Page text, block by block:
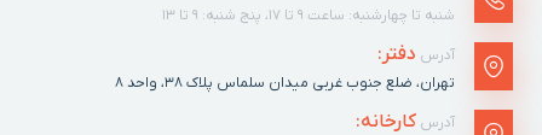
شنبه تا چهارشنبه: ساعت ۹ تا ۱۷، پنج شنبه: ۹ تا ۱۳
آدرس دفتر:
تهران، ضلع جنوب غربی میدان سلماس پلاک ٣٨، واحد ۸
آدرس کارخانه: